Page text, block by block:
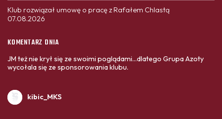
Klub rozwiązał umowę o pracę z Rafałem Chlastą
07.08.2026
KOMENTARZ DNIA
JM też nie krył się ze swoimi poglądami...dlatego Grupa Azoty
wycołala się ze sponsorowania klubu.
kibic_MKS